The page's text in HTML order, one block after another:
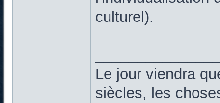
culturel).
Le jour viendra
siècles, les